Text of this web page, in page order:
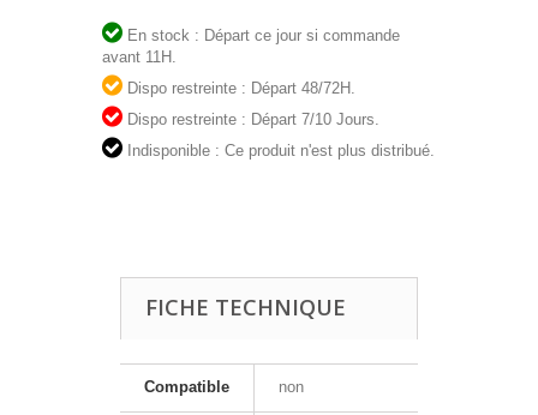
En stock : Départ ce jour si commande
avant 11H.
Dispo restreinte : Départ 48/72H.
Dispo restreinte : Départ 7/10 Jours.
Indisponible : Ce produit n'est plus distribué.
FICHE TECHNIQUE
Compatible non